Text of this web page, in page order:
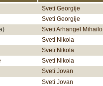
Sveti Georgije
Sveti Georgije
Sveti Arhangel Mihailo
Sveti Nikola
Sveti Nikola
Sveti Nikola
Sveti Jovan
Sveti Jovan